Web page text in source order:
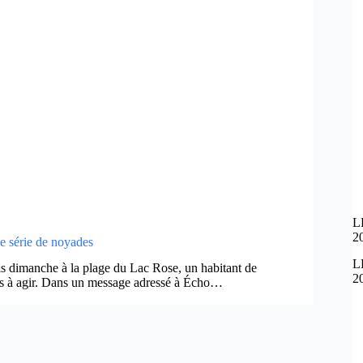
série de noyades
dimanche à la plage du Lac Rose, un habitant de
à agir. Dans un message adressé à Écho…